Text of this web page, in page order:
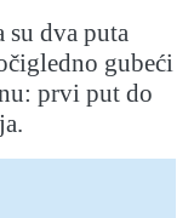
su dva puta
gubeći
prvi put do